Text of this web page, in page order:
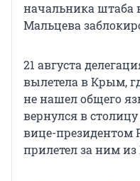
начальника штаба
Мальцева
21 августа
вылетела в Крым,
не нашел общего
вернулся в
вице-президентом
прилетел за ним